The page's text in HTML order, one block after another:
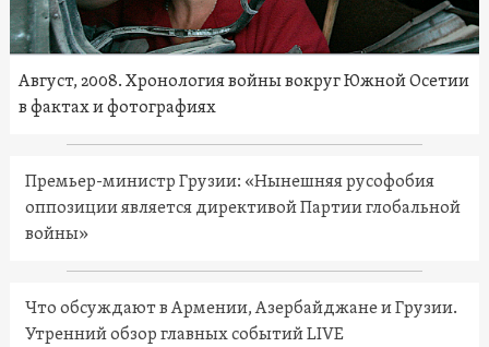
Август, 2008. Хронология войны вокруг Южной Осетии
в фактах и фотографиях
Премьер-министр Грузии: «Нынешняя русофобия
оппозиции является директивой Партии глобальной
войны»
Что обсуждают в Армении, Азербайджане и Грузии.
Утренний обзор главных событий LIVE